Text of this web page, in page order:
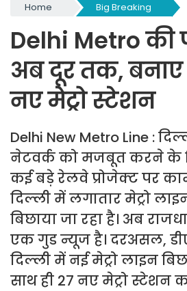
Home Big Breaking
Delhi Metro की
अब दूर तक, बनाए
नए मेट्रो स्टेशन
Delhi New Metro Line :
नेटवर्क को मजबूत करने के
कई बड़े रेलवे प्रोजेक्ट पर
दिल्ली में लगातार मेट्रो
बिछाया जा रहा है। अब
एक गुड न्यूज है। दरअसल,
दिल्ली में नई मेट्रो लाइन
साथ ही 27 नए मेट्रो स्टेशन